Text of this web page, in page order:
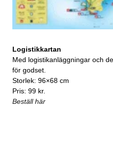
Logistikkartan
Med logistikanläggningar och
för godset.
Storlek: 96×68 cm
Pris: 99 kr.
Beställ här